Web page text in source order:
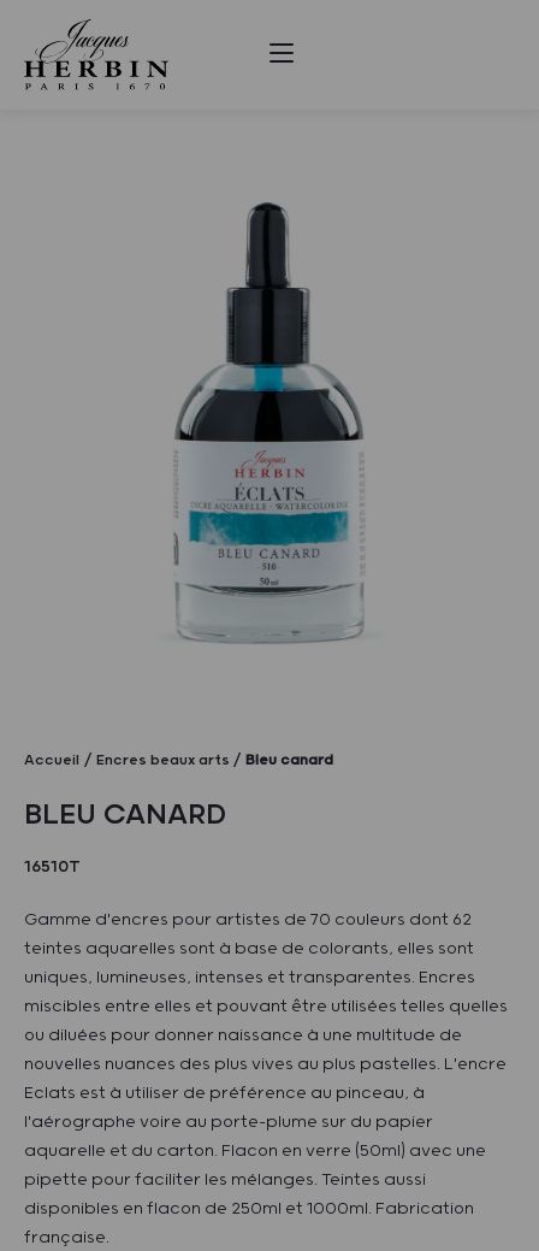
Accueil Encres beaux arts Bleu canard
BLEU CANARD
16510T
Gamme d'encres pour artistes de 70 couleurs dont 62
teintes aquarelles sont à base de colorants, elles sont
uniques, lumineuses, intenses et transparentes. Encres
miscibles entre elles et pouvant être utilisées telles quelles
ou diluées pour donner naissance à une multitude de
nouvelles nuances des plus vives au plus pastelles. L'encre
Eclats est à utiliser de préférence au pinceau, à
l'aérographe voire au porte-plume sur du papier
aquarelle et du carton. Flacon en verre (50ml) avec une
pipette pour faciliter les mélanges. Teintes aussi
disponibles en flacon de 250ml et 1000ml. Fabrication
française.